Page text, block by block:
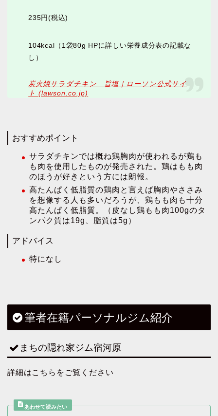
235円(税込)
104kcal（1袋80g HPに詳しい栄養成分表の記載な
し）
炭火焼サラダチキン 旨塩｜ローソン公式サイ
ト (lawson.co.jp)
おすすめポイント
サラダチキンでは概ね鶏胸肉が使われるが鶏も
も肉を使用したものが発売された。鶏はもも肉
のほうが好きという方には朗報。
高たんぱく低脂質の鶏肉と言えば胸肉やささみ
を想像する人も多いだろうが、鶏もも肉も十分
高たんぱく低脂質。（皮なし鶏もも肉100gのタ
ンパク質は19g、脂質は5g）
アドバイス
特になし
筆者在籍パーソナルジム紹介
まちの隠れ家ジム宿河原
詳細はこちらをご覧ください